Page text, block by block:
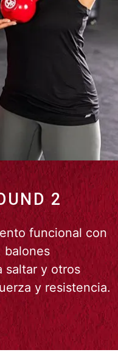
2
funcional con
balones
saltar y otros
y resistencia.